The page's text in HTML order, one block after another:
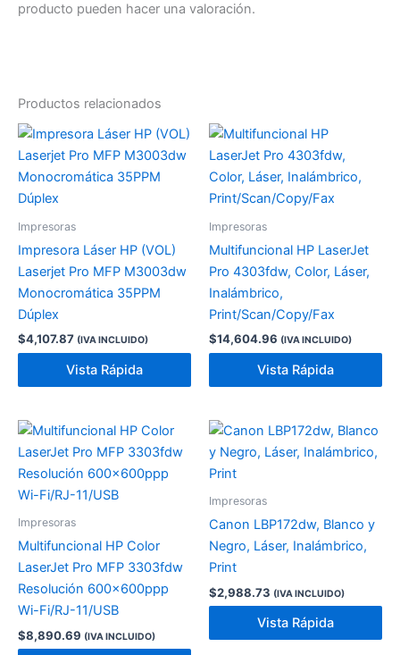
producto pueden hacer una valoración.
Productos relacionados
Impresoras
Impresora Láser HP (VOL)
Laserjet Pro MFP M3003dw
Monocromática 35PPM
Dúplex
$4,107.87 (IVA INCLUIDO)
Vista Rápida
Impresoras
Multifuncional HP LaserJet
Pro 4303fdw, Color, Láser,
Inalámbrico,
Print/Scan/Copy/Fax
$14,604.96 (IVA INCLUIDO)
Vista Rápida
Impresoras
Multifuncional HP Color
LaserJet Pro MFP 3303fdw
Resolución 600x600ppp
Wi-Fi/RJ-11/USB
$8,890.69 (IVA INCLUIDO)
Impresoras
Canon LBP172dw, Blanco y
Negro, Láser, Inalámbrico,
Print
$2,988.73 (IVA INCLUIDO)
Vista Rápida